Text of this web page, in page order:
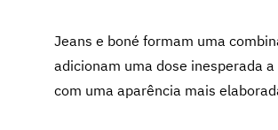
Jeans e boné formam uma
adicionam uma dose inesperada
com uma aparência mais